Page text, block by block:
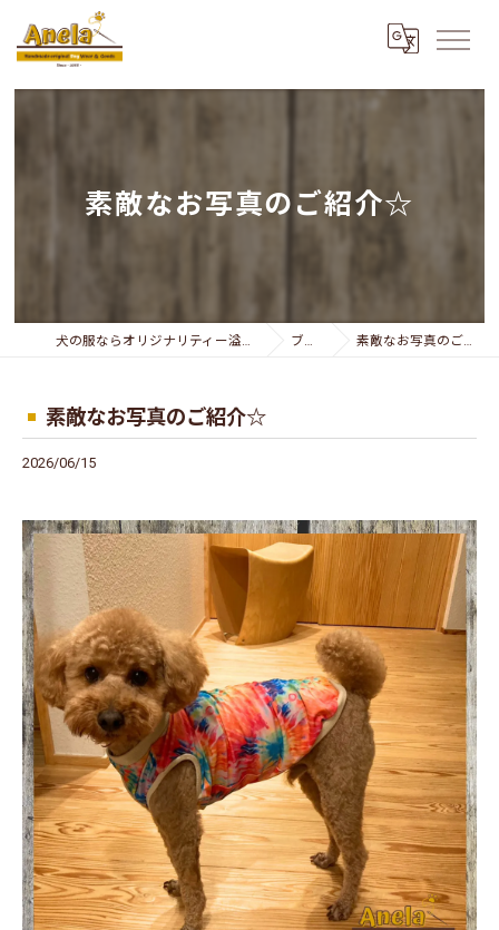
素敵なお写真のご紹介☆
犬の服ならオリジナリティー溢れるAnela ブログ 素敵なお写真のご紹介☆
素敵なお写真のご紹介☆
2026/06/15